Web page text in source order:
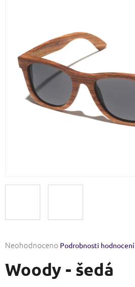
Průměrné
produktu
je
Neohodnoceno Podrobnosti hodnocení
Woody - šedá